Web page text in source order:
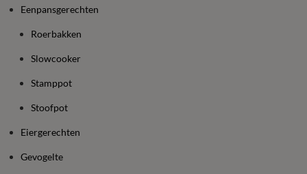
Eenpansgerechten
Roerbakken
Slowcooker
Stamppot
Stoofpot
Eiergerechten
Gevogelte